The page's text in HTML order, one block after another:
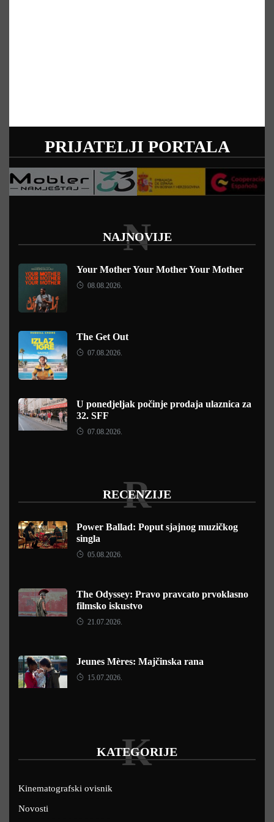
PRIJATELJI PORTALA
NAJNOVIJE
N
Your Mother Your Mother Your Mother
08.08.2026.
The Get Out
07.08.2026.
U ponedjeljak počinje prodaja ulaznica za
32. SFF
07.08.2026.
RECENZIJE
R
Power Ballad: Poput sjajnog muzičkog
singla
05.08.2026.
The Odyssey: Pravo pravcato prvoklasno
filmsko iskustvo
21.07.2026.
Jeunes Mères: Majčinska rana
15.07.2026.
KATEGORIJE
K
Kinematografski ovisnik
Novosti